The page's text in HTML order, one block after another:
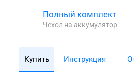
Полный комплект
Чехол на аккумулятор
Купить Инструкция